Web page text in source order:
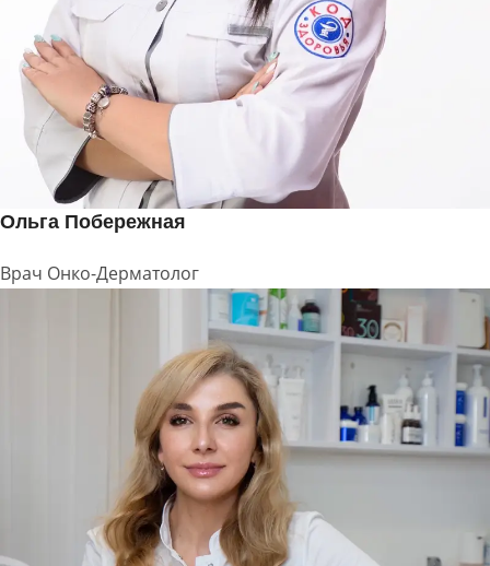
Ольга Побережная
Врач Онко-Дерматолог